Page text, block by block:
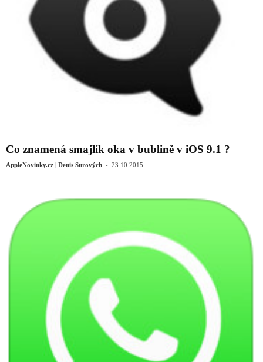
Co znamená smajlík oka v bublině v iOS 9.1 ?
AppleNovinky.cz | Denis Surových - 23.10.2015